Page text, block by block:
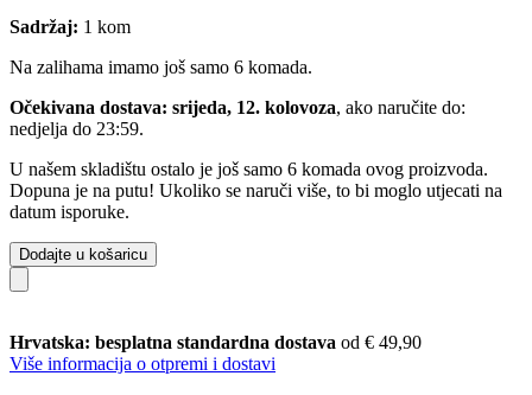
Sadržaj: 1 kom
Na zalihama imamo još samo 6 komada.
Očekivana dostava: srijeda, 12. kolovoza, ako naručite do:
nedjelja do 23:59.
U našem skladištu ostalo je još samo 6 komada ovog proizvoda.
Dopuna je na putu! Ukoliko se naruči više, to bi moglo utjecati na
datum isporuke.
Dodajte u košaricu
Hrvatska: besplatna standardna dostava od € 49,90
Više informacija o otpremi i dostavi